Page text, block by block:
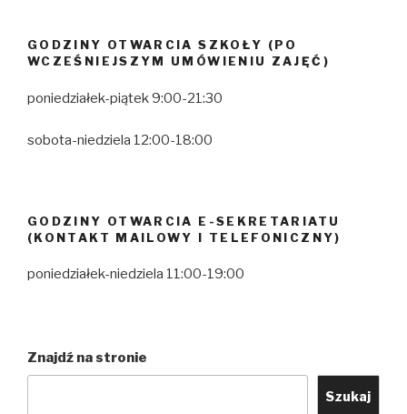
GODZINY OTWARCIA SZKOŁY (PO
WCZEŚNIEJSZYM UMÓWIENIU ZAJĘĆ)
poniedziałek-piątek 9:00-21:30
sobota-niedziela 12:00-18:00
GODZINY OTWARCIA E-SEKRETARIATU
(KONTAKT MAILOWY I TELEFONICZNY)
poniedziałek-niedziela 11:00-19:00
Znajdź na stronie
Szukaj